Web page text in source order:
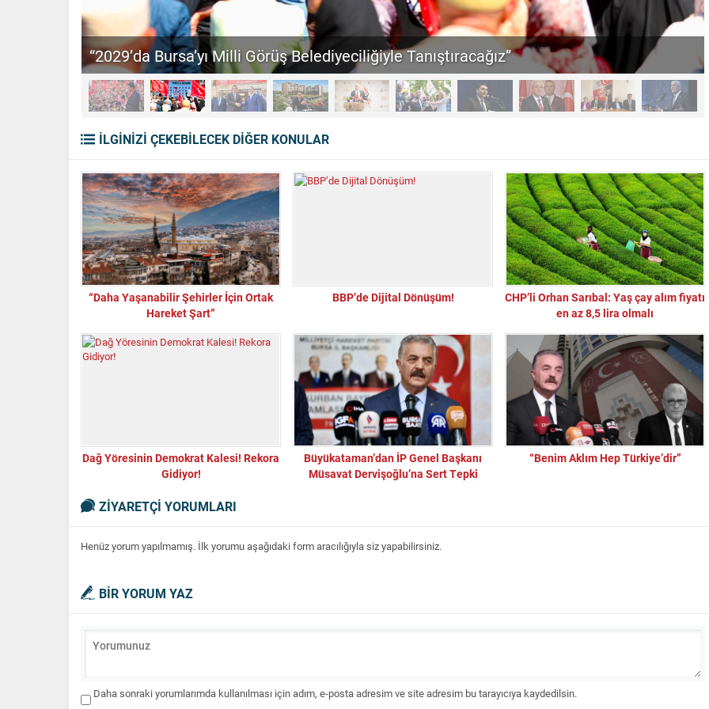
“2029’da Bursa’yı Milli Görüş Belediyeciliğiyle Tanıştıracağız”
İLGİNİZİ ÇEKEBİLECEK DİĞER KONULAR
“Daha Yaşanabilir Şehirler İçin Ortak
Hareket Şart”
BBP’de Dijital Dönüşüm!
CHP’li Orhan Sarıbal: Yaş çay alım fiyatı
en az 8,5 lira olmalı
Dağ Yöresinin Demokrat Kalesi! Rekora
Gidiyor!
Büyükataman’dan İP Genel Başkanı
Müsavat Dervişoğlu’na Sert Tepki
“Benim Aklım Hep Türkiye’dir”
ZİYARETÇİ YORUMLARI
Henüz yorum yapılmamış. İlk yorumu aşağıdaki form aracılığıyla siz yapabilirsiniz.
BİR YORUM YAZ
Daha sonraki yorumlarımda kullanılması için adım, e-posta adresim ve site adresim bu tarayıcıya kaydedilsin.
“Sandık Emaneti Kişisel İkbal İçin Kullanılamaz”